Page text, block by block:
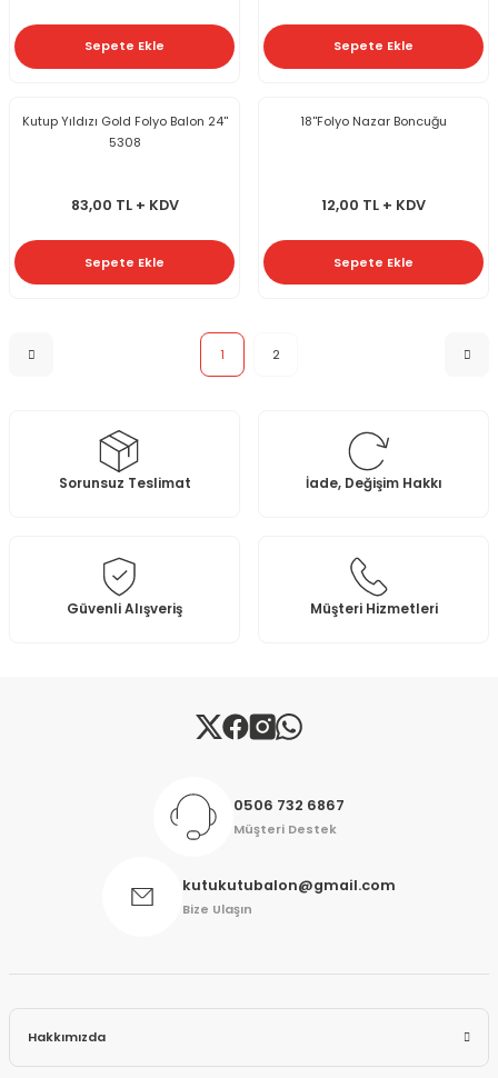
Sepete Ekle Sepete Ekle
Kutup Yıldızı Gold Folyo Balon 24''
5308
83,00 TL + KDV
Sepete Ekle
18''Folyo Nazar Boncuğu
12,00 TL + KDV
Sepete Ekle
1 2
Sorunsuz Teslimat İade, Değişim Hakkı
Güvenli Alışveriş Müşteri Hizmetleri
0506 732 6867
Müşteri Destek
kutukutubalon@gmail.com
Bize Ulaşın
Hakkımızda